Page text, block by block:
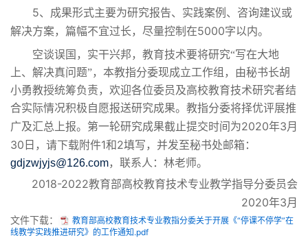
5、成果形式主要为研究报告、实践案例、咨询建议或
解决方案，篇幅不宜过长，尽量控制在5000字以内。
空谈误国，实干兴邦，教育技术要将研究“写在大地
上、解决真问题”，本教指分委现成立工作组，由秘书长胡
小勇教授统筹负责，欢迎各位委员及高校教育技术研究者结
合实际情况积极自愿报送研究成果。教指分委将择优评展推
广及汇总上报。第一轮研究成果截止提交时间为2020年3月
30 日，请下载附件1和2填写，并发至秘书处邮箱：
gdjzwjyjs@126.com， 联系人：林老师。
2018-2022教育部高校教育技术专业教学指导分委员会
2020年3月
文件下载：
教育部高校教育技术专业教指分委关于开展《“停课不停学”在
线教学实践推进研究》的工作通知.pdf